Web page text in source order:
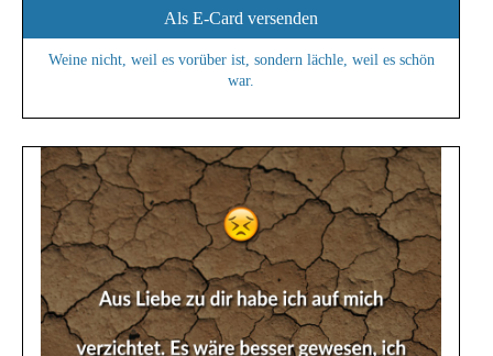
Als E-Card versenden
Weine nicht, weil es vorüber ist, sondern lächle, weil es schön
war.